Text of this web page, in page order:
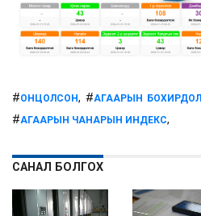
#ОНЦОЛСОН, #АГААРЫН БОХИРДОЛ
#АГААРЫН ЧАНАРЫН ИНДЕКС,
САНАЛ БОЛГОХ